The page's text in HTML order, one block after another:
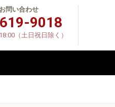
問い合わせ
9018
（土日祝日除く）